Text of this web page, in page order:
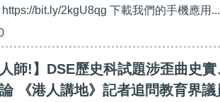
bit.ly/2kgU8qg 下載我們的手機應用...
人師!】DSE歷史科試題涉歪曲史
《港人講地》記者追問教育界議